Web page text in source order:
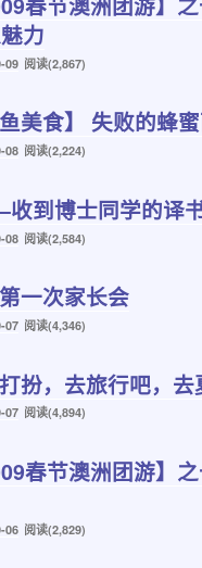
力
09 阅读(2,867)
鱼美食】 失败的蜂
08 阅读(2,224)
收到博士同学的译
08 阅读(2,584)
一次家长会
07 阅读(4,346)
扮，去旅行吧，
07 阅读(4,894)
春节澳洲团游】
06 阅读(2,829)